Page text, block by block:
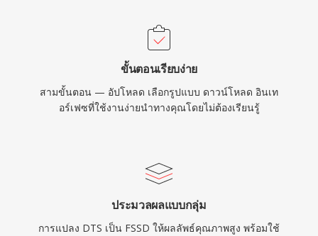
ขั้นตอนเรียบง่าย
สามขั้นตอน — อัปโหลด เลือกรูปแบบ ดาวน์โหลด อินเท
อร์เฟซที่ใช้งานง่ายนำทางคุณโดยไม่ต้องเรียนรู้
ประมวลผลแบบกลุ่ม
การแปลง DTS เป็น FSSD ให้ผลลัพธ์คุณภาพสูง พร้อมใช้